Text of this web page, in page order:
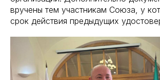
вручены тем участникам Союза, у
срок действия предыдущих